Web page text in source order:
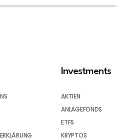
Investments
AKTIEN
ANLAGEFONDS
ETFS
KRYPTOS